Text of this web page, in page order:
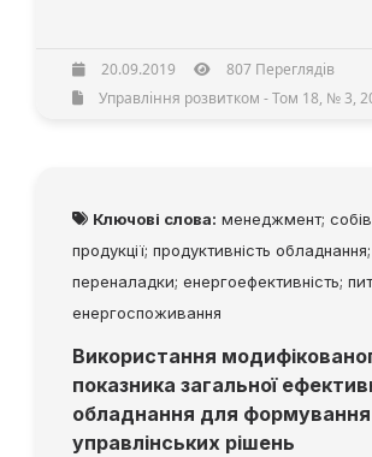
20.09.2019
807 Переглядів
Управління розвитком - Том 18, № 3,
Ключові слова: менеджмент;
продукції; продуктивність обладнання;
переналадки; енергоефективність;
енергоспоживання
Використання
показника загальної
обладнання для формування
управлінських рішень